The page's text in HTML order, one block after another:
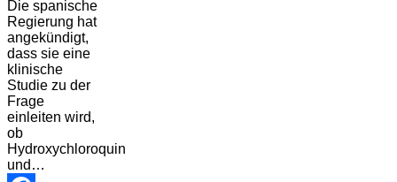
Die spanische
Regierung hat
angekündigt,
dass sie eine
klinische
Studie zu der
Frage
einleiten wird,
ob
Hydroxychloroquin
und…